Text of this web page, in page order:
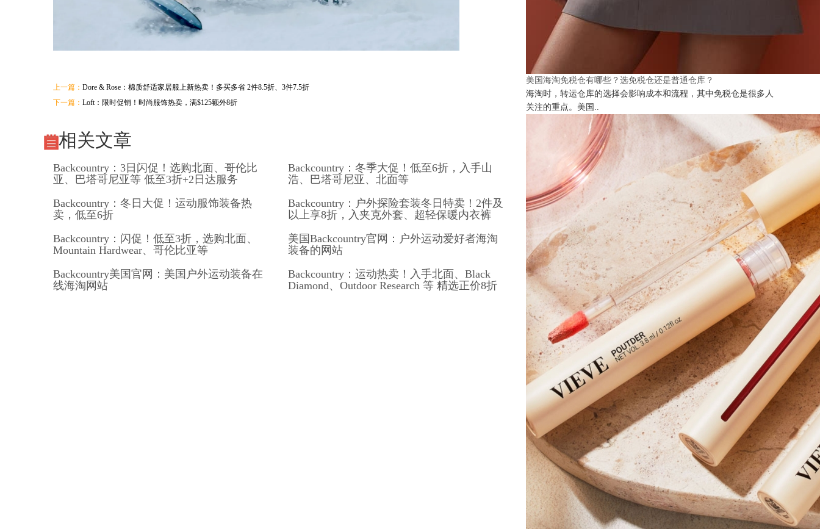
上一篇： Dore & Rose：棉质舒适家居服上新热卖！多买多省 2件8.5折、3件7.5折
下一篇： Loft：限时促销！时尚服饰热卖，满$125额外8折
相关文章
Backcountry：3日闪促！选购北面、哥伦比
亚、巴塔哥尼亚等 低至3折+2日达服务
Backcountry：冬季大促！低至6折，入手山
浩、巴塔哥尼亚、北面等
Backcountry：冬日大促！运动服饰装备热
卖，低至6折
Backcountry：户外探险套装冬日特卖！2件及
以上享8折，入夹克外套、超轻保暖内衣裤
Backcountry：闪促！低至3折，选购北面、
Mountain Hardwear、哥伦比亚等
美国Backcountry官网：户外运动爱好者海淘
装备的网站
Backcountry美国官网：美国户外运动装备在
线海淘网站
Backcountry：运动热卖！入手北面、Black
Diamond、Outdoor Research 等 精选正价8折
美国海淘免税仓有哪些？选免税仓还是普通仓库？
海淘时，转运仓库的选择会影响成本和流程，其中免税仓是很多人
关注的重点。美国..